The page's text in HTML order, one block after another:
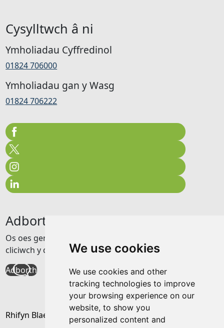
We use cookies
We use cookies and other
tracking technologies to improve
your browsing experience on our
website, to show you
personalized content and
Cysylltwch â ni
Ymholiadau Cyffredinol
01824 706000
Ymholiadau gan y Wasg
01824 706222
Adborth
Os oes gennych unrhyw adborth am y wefan hon
cliciwch y ddolen isod
Adborth
Rhifyn Blaenorol